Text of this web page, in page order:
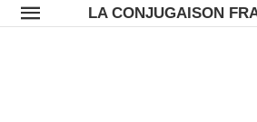
LA CONJUGAISON